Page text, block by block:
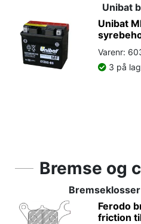
Unibat
Unibat
Varenr:
3 på
Bremse og
Ferodo
friction